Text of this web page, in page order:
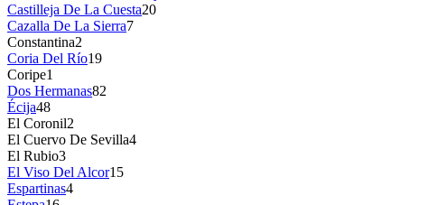
Castilleja De La Cuesta20
Cazalla De La Sierra7
Constantina2
Coria Del Río19
Coripe1
Dos Hermanas82
Écija48
El Coronil2
El Cuervo De Sevilla4
El Rubio3
El Viso Del Alcor15
Espartinas4